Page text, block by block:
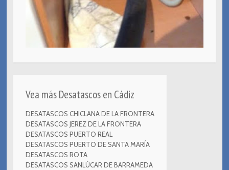
Vea más Desatascos en Cádiz
DESATASCOS CHICLANA DE LA FRONTERA
DESATASCOS JEREZ DE LA FRONTERA
DESATASCOS PUERTO REAL
DESATASCOS PUERTO DE SANTA MARÍA
DESATASCOS ROTA
DESATASCOS SANLÚCAR DE BARRAMEDA